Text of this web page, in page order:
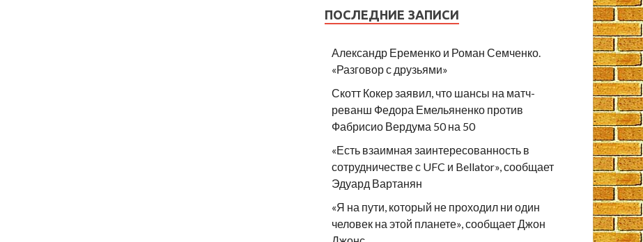
ПОСЛЕДНИЕ ЗАПИСИ
Александр Еременко и Роман Семченко.
«Разговор с друзьями»
Скотт Кокер заявил, что шансы на матч-
реванш Федора Емельяненко против
Фабрисио Вердума 50 на 50
«Есть взаимная заинтересованность в
сотрудничестве с UFC и Bellator», сообщает
Эдуард Вартанян
«Я на пути, который не проходил ни один
человек на этой планете», сообщает Джон